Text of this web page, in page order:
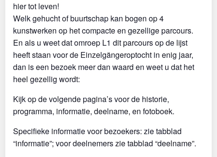
hier tot leven!
Welk gehucht of buurtschap kan bogen op 4
kunstwerken op het compacte en gezellige parcours.
En als u weet dat omroep L1 dit parcours op de lijst
heeft staan voor de Einzelgängeroptocht in enig jaar,
dan is een bezoek meer dan waard en weet u dat het
heel gezellig wordt:
Kijk op de volgende pagina’s voor de historie,
programma, informatie, deelname, en fotoboek.
Specifieke informatie voor bezoekers: zie tabblad
“informatie”; voor deelnemers zie tabblad “deelname”.